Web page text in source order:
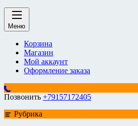
Меню
Корзина
Магазин
Мой аккаунт
Оформление заказа
Позвонить +79157172405
Рубрика